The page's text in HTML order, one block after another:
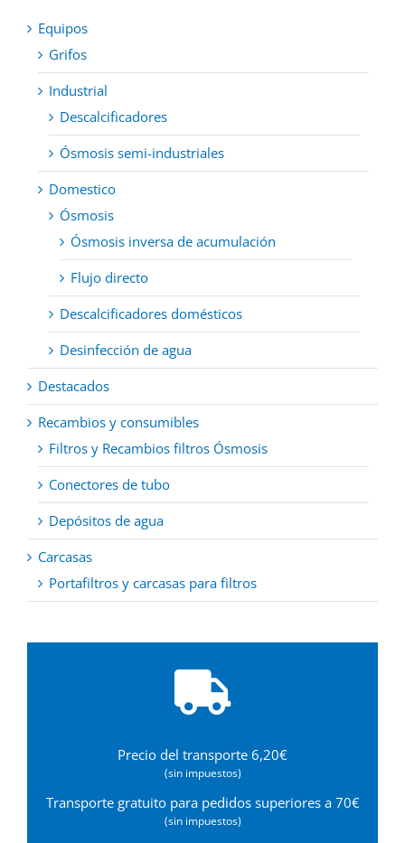
Equipos
Grifos
Industrial
Descalcificadores
Ósmosis semi-industriales
Domestico
Ósmosis
Ósmosis inversa de acumulación
Flujo directo
Descalcificadores domésticos
Desinfección de agua
Destacados
Recambios y consumibles
Filtros y Recambios filtros Ósmosis
Conectores de tubo
Depósitos de agua
Carcasas
Portafiltros y carcasas para filtros
Precio del transporte 6,20€
(sin impuestos)
Transporte gratuito para pedidos superiores a 70€
(sin impuestos)